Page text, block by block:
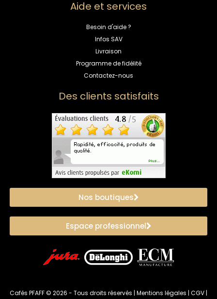
Aide et services
Besoin d'aide ?
Infos SAV
Livraison
Programme de fidélité
Contactez-nous
Des clients satisfaits
Nos boutiques
Espace professionnel
Cafés PFAFF © 2026 - Tous droits réservés | Mentions légales | CGV |